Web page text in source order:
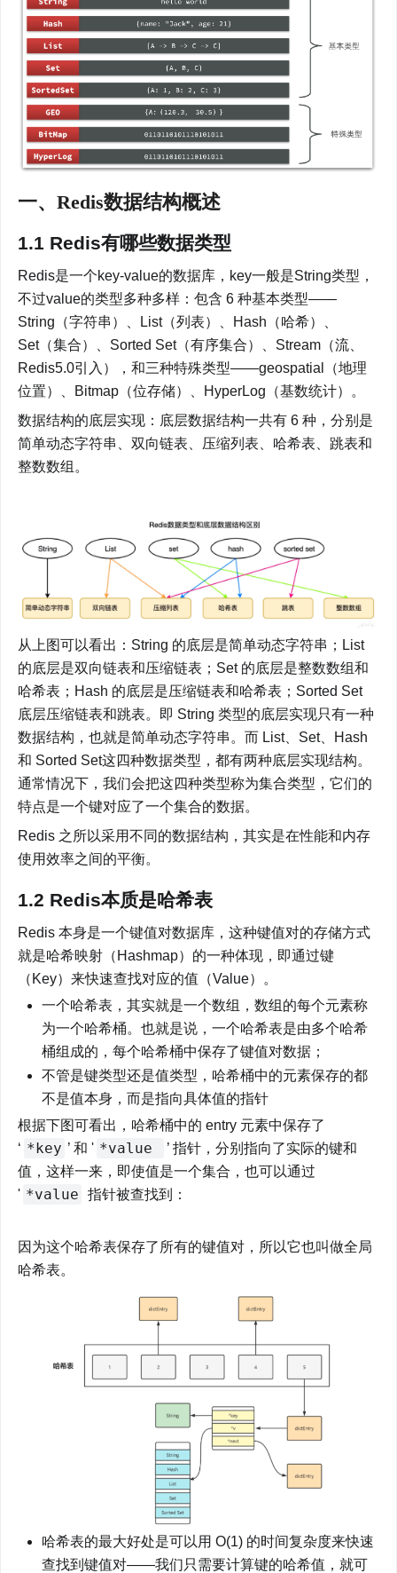
一、Redis数据结构概述
1.1 Redis有哪些数据类型
Redis是一个key-value的数据库，key一般是String类型，
不过value的类型多种多样：包含 6 种基本类型——
String（字符串）、List（列表）、Hash（哈希）、
Set（集合）、Sorted Set（有序集合）、Stream（流、
Redis5.0引入），和三种特殊类型——geospatial（地理
位置）、Bitmap（位存储）、HyperLog（基数统计）。
数据结构的底层实现：底层数据结构一共有 6 种，分别是
简单动态字符串、双向链表、压缩列表、哈希表、跳表和
整数数组。
从上图可以看出：String 的底层是简单动态字符串；List
的底层是双向链表和压缩链表；Set 的底层是整数数组和
哈希表；Hash 的底层是压缩链表和哈希表；Sorted Set
底层压缩链表和跳表。即 String 类型的底层实现只有一种
数据结构，也就是简单动态字符串。而 List、Set、Hash
和 Sorted Set这四种数据类型，都有两种底层实现结构。
通常情况下，我们会把这四种类型称为集合类型，它们的
特点是一个键对应了一个集合的数据。
Redis 之所以采用不同的数据结构，其实是在性能和内存
使用效率之间的平衡。
1.2 Redis本质是哈希表
Redis 本身是一个键值对数据库，这种键值对的存储方式
就是哈希映射（Hashmap）的一种体现，即通过键
（Key）来快速查找对应的值（Value）。
一个哈希表，其实就是一个数组，数组的每个元素称
为一个哈希桶。也就是说，一个哈希表是由多个哈希
桶组成的，每个哈希桶中保存了键值对数据；
不管是键类型还是值类型，哈希桶中的元素保存的都
不是值本身，而是指向具体值的指针
根据下图可看出，哈希桶中的 entry 元素中保存了
‘ *key ’ 和 ' *value
’ 指针，分别指向了实际的键和
值，这样一来，即使值是一个集合，也可以通过
' *value 指针被查找到：
因为这个哈希表保存了所有的键值对，所以它也叫做全局
哈希表。
哈希表的最大好处是可以用 O(1) 的时间复杂度来快速
查找到键值对——我们只需要计算键的哈希值，就可